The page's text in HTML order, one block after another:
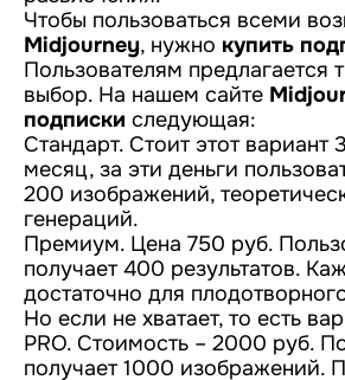
Чтобы пользоваться всеми
Midjourney, нужно купить
Пользователям предлагается
выбор. На нашем сайте
подписки следующая:
Стандарт. Стоит этот вариант
месяц, за эти деньги
200 изображений,
генераций.
Премиум. Цена 750 руб.
получает 400 результатов.
достаточно для
Но если не хватает, то есть
PRO. Стоимость – 2000 руб.
получает 1000 изображений.